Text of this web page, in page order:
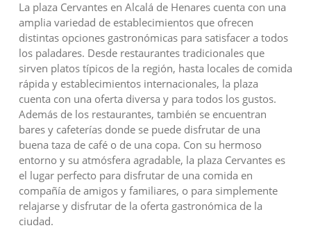
La plaza Cervantes en Alcalá de Henares cuenta con una
amplia variedad de establecimientos que ofrecen
distintas opciones gastronómicas para satisfacer a todos
los paladares. Desde restaurantes tradicionales que
sirven platos típicos de la región, hasta locales de comida
rápida y establecimientos internacionales, la plaza
cuenta con una oferta diversa y para todos los gustos.
Además de los restaurantes, también se encuentran
bares y cafeterías donde se puede disfrutar de una
buena taza de café o de una copa. Con su hermoso
entorno y su atmósfera agradable, la plaza Cervantes es
el lugar perfecto para disfrutar de una comida en
compañía de amigos y familiares, o para simplemente
relajarse y disfrutar de la oferta gastronómica de la
ciudad.